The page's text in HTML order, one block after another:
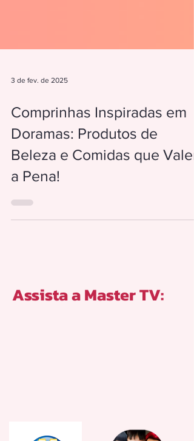
Comprinhas Inspiradas em
Doramas: Produtos de
Beleza e Comidas que
a Pena!